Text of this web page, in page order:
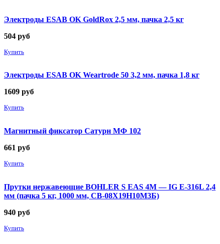
Электроды ESAB OK GoldRox 2,5 мм, пачка 2,5 кг
504 руб
Купить
Электроды ESAB OK Weartrode 50 3,2 мм, пачка 1,8 кг
1609 руб
Купить
Магнитный фиксатор Сатурн МФ 102
661 руб
Купить
Прутки нержавеющие BOHLER S EAS 4M — IG E-316L 2,4
мм (пачка 5 кг, 1000 мм, СВ-08Х19Н10М3Б)
940 руб
Купить